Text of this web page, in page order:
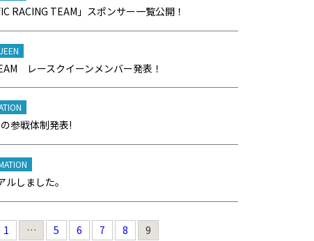
RACING TEAM」スポンサー一覧公開！
レースクイーンメンバー発表！
参戦体制発表!
しました。
1 … 5 6 7 8 9